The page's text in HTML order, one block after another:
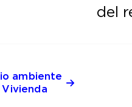
del
ambiente
Vivienda